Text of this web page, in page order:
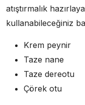
atıştırmalık
kullanabileceğiniz
Krem peynir
Taze nane
Taze dereotu
Çörek otu